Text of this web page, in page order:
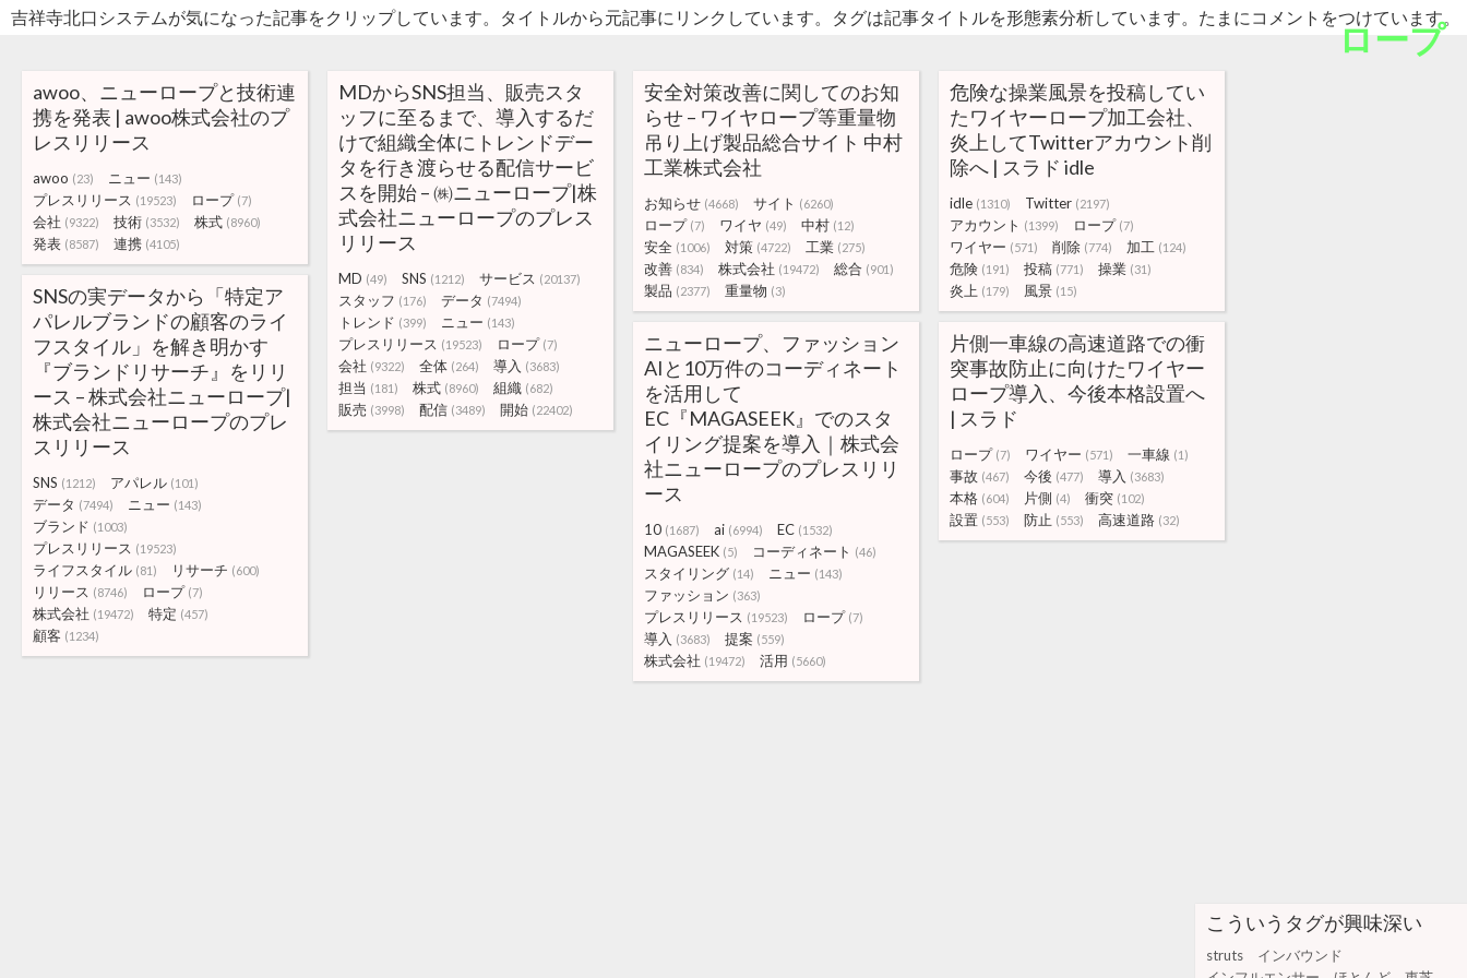
こういうタグが興味深い
struts
インバウンド
吉祥寺北口システムが気になった記事をクリップしています。タイトルから元記事にリンクしています。タグは記事タイトルを形態素分析しています。たまにコメントをつけています。
ロープ
awoo、ニューロープと技術連
携を発表 | awoo株式会社のプ
レスリリース
awoo (23) ニュー (143)
プレスリリース (19523) ロープ (7)
会社 (9322) 技術 (3532) 株式 (8960)
発表 (8587) 連携 (4105)
MDからSNS担当、販売スタ
ッフに至るまで、導入するだ
けで組織全体にトレンドデー
タを行き渡らせる配信サービ
スを開始 – ㈱ニューロープ|株
式会社ニューロープのプレス
リリース
MD (49) SNS (1212) サービス (20137)
スタッフ (176) データ (7494)
トレンド (399) ニュー (143)
プレスリリース (19523) ロープ (7)
会社 (9322) 全体 (264) 導入 (3683)
担当 (181) 株式 (8960) 組織 (682)
販売 (3998) 配信 (3489) 開始 (22402)
安全対策改善に関してのお知
らせ – ワイヤロープ等重量物
吊り上げ製品総合サイト 中村
工業株式会社
お知らせ (4668) サイト (6260)
ロープ (7) ワイヤ (49) 中村 (12)
安全 (1006) 対策 (4722) 工業 (275)
改善 (834) 株式会社 (19472) 総合 (901)
製品 (2377) 重量物 (3)
危険な操業風景を投稿してい
たワイヤーロープ加工会社、
炎上してTwitterアカウント削
除へ | スラド idle
idle (1310) Twitter (2197)
アカウント (1399) ロープ (7)
ワイヤー (571) 削除 (774) 加工 (124)
危険 (191) 投稿 (771) 操業 (31)
炎上 (179) 風景 (15)
SNSの実データから「特定ア
パレルブランドの顧客のライ
フスタイル」を解き明かす
『ブランドリサーチ』をリリ
ース – 株式会社ニューロープ|
株式会社ニューロープのプレ
スリリース
SNS (1212) アパレル (101)
データ (7494) ニュー (143)
ブランド (1003)
プレスリリース (19523)
ライフスタイル (81) リサーチ (600)
リリース (8746) ロープ (7)
株式会社 (19472) 特定 (457)
顧客 (1234)
ニューロープ、ファッション
AIと10万件のコーディネート
を活用して
EC『MAGASEEK』でのスタ
イリング提案を導入｜株式会
社ニューロープのプレスリリ
ース
10 (1687) ai (6994) EC (1532)
MAGASEEK (5) コーディネート (46)
スタイリング (14) ニュー (143)
ファッション (363)
プレスリリース (19523) ロープ (7)
導入 (3683) 提案 (559)
株式会社 (19472) 活用 (5660)
片側一車線の高速道路での衝
突事故防止に向けたワイヤー
ロープ導入、今後本格設置へ
| スラド
ロープ (7) ワイヤー (571) 一車線 (1)
事故 (467) 今後 (477) 導入 (3683)
本格 (604) 片側 (4) 衝突 (102)
設置 (553) 防止 (553) 高速道路 (32)